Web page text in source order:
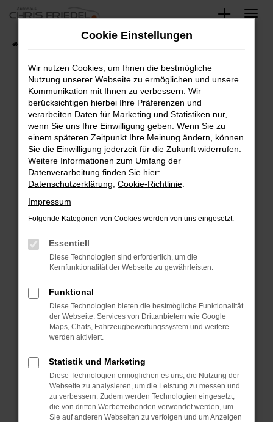
Zum
springen
Fahrzeugsuche
Fehler: Network Error
Beim Laden ist ein Fehler aufgetreten.
Hier sind ein paar Tipps, die dir helfen können:
Überprüfe deine Firewall und deine
Internetverbindung.
Laden andere Webseiten, zum Beispiel deine
Suchmaschine?
Prüfe deine Browsererweiterungen.
können das Laden bestimmter Seiten
verhindern. Funktioniert die Seite in einem
anderen Browser oder in einem privaten
Starte dein Gerät neu.
Das kann manchmal helfen, vorübergehende
Probleme zu beheben.
Betriebssystem auf dem neuesten Stand
sind.
Veraltete Software birgt nicht nur ein
Sicherheitsrisiko, sondern kann auch dazu
führen, dass bestimmte Funktionen nicht mehr
Cookie Einstellungen
Wir nutzen Cookies, um Ihnen die bestmögliche
Nutzung unserer Webseite zu ermöglichen und unsere
Kommunikation mit Ihnen zu verbessern. Wir
berücksichtigen hierbei Ihre Präferenzen und
verarbeiten Daten für Marketing und Statistiken nur,
wenn Sie uns Ihre Einwilligung geben. Wenn Sie zu
einem späteren Zeitpunkt Ihre Meinung ändern, können
Sie die Einwilligung jederzeit für die Zukunft widerrufen.
Weitere Informationen zum Umfang der
Datenverarbeitung finden Sie hier:
Datenschutzerklärung Cookie-Richtlinie
Impressum
Folgende Kategorien von Cookies werden von uns eingesetzt:
Essentiell
Diese Technologien sind erforderlich, um die
Kernfunktionalität der Webseite zu gewährleisten.
Funktional
Diese Technologien bieten die bestmögliche Funktionalität
der Webseite. Services von Drittanbietern wie Google
Maps, Chats, Fahrzeugbewertungssystem und weitere
werden aktiviert.
Statistik und Marketing
Diese Technologien ermöglichen es uns, die Nutzung der
Webseite zu analysieren, um die Leistung zu messen und
zu verbessern. Zudem werden Technologien eingesetzt,
die von dritten Werbetreibenden verwendet werden, um
Sie auf anderen Webseiten zu verfolgen und um Anzeigen